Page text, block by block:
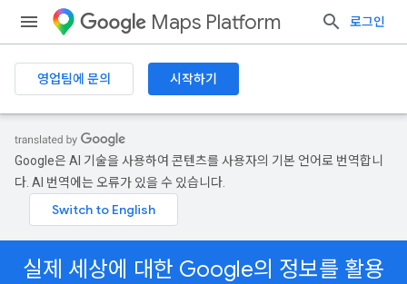
Maps Platform 로그인
영업팀에 문의 시작하기
Google은 AI 기술을 사용하여 콘텐츠를 사용자의 기본 언어로 번역합니
다. AI 번역에는 오류가 있을 수 있습니다.
실제 세상에 대한 Google의 정보를 활용